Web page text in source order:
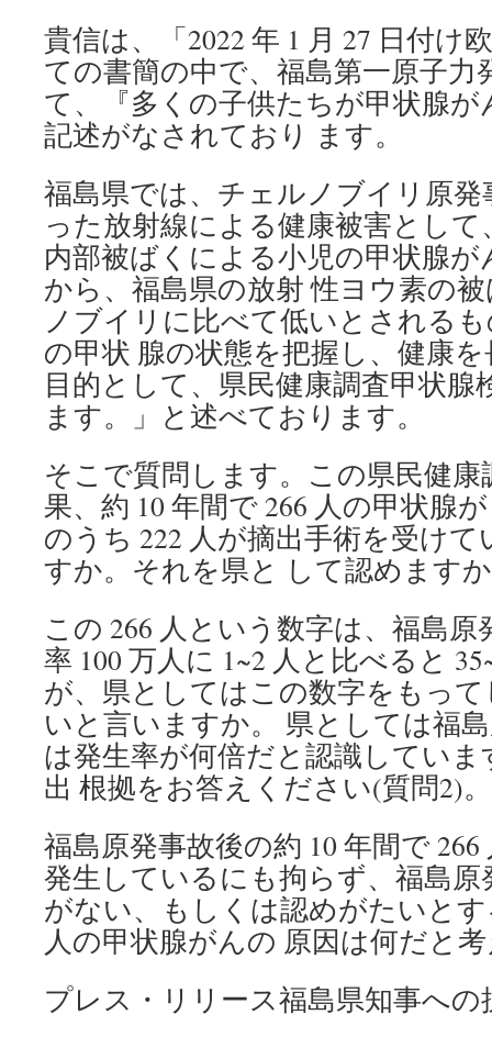
貴信は、「2022 年 1 月 27 日付け
ての書簡の中で、福島第一原子力
て、『多くの子供たちが甲状腺
記述がなされており ます。
福島県では、チェルノブイリ原
った放射線による健康被害とし
内部被ばくによる小児の甲状腺
から、福島県の放射 性ヨウ素の
ノブイリに比べて低いとされる
の甲状 腺の状態を把握し、健康
目的として、県民健康調査甲状腺
ます。」と述べております。
そこで質問します。この県民健
果、約 10 年間で 266 人の甲状腺
のうち 222 人が摘出手術を受け
すか。それを県と して認めます
この 266 人という数字は、福島
率 100 万人に 1~2 人と比べると
が、県としてはこの数字をもっ
いと言いますか。 県としては福
は発生率が何倍だと認識してい
出 根拠をお答えください(質問2)。
福島原発事故後の約 10 年間で
発生しているにも拘らず、福島原
がない、もしくは認めがたいと
人の甲状腺がんの 原因は何だと
プレス・リリース福島県知事への